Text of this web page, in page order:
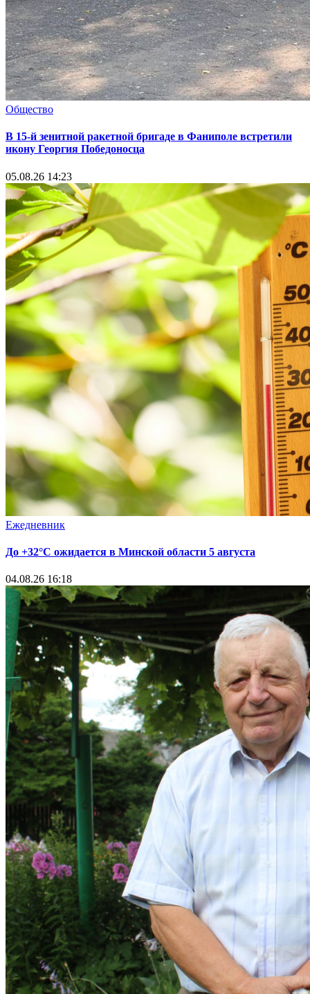
Общество
В 15-й зенитной ракетной бригаде в Фаниполе встретили
икону Георгия Победоносца
05.08.26 14:23
Ежедневник
До +32°С ожидается в Минской области 5 августа
04.08.26 16:18